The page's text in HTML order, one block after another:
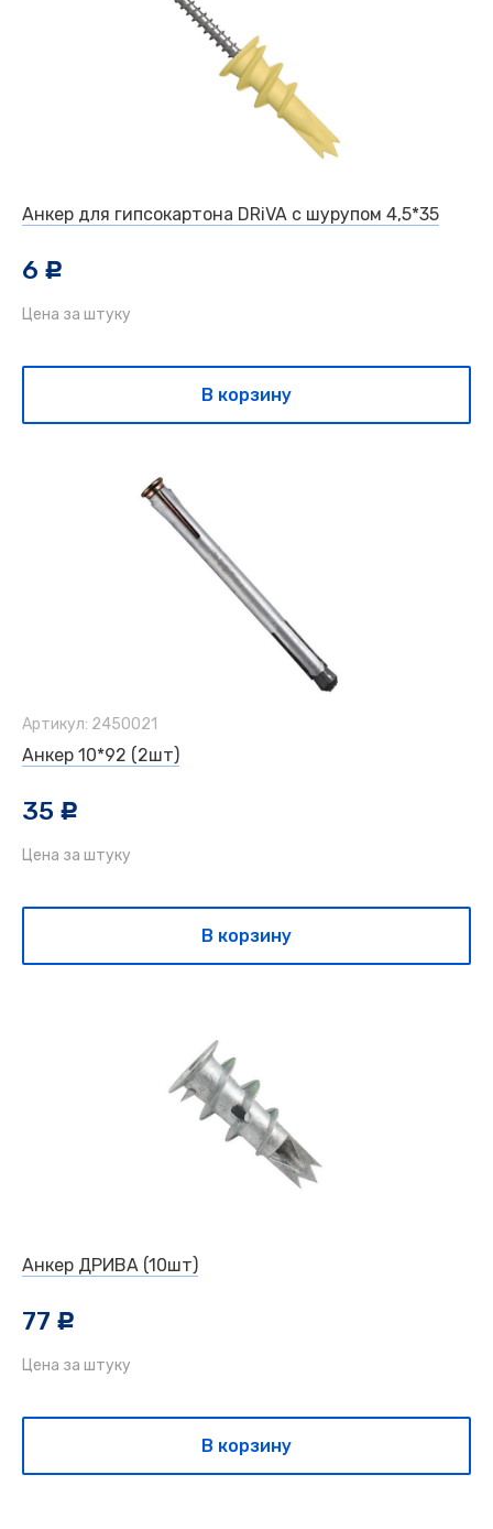
Анкер для гипсокартона DRiVA с шурупом 4,5*35
6 c
Цена за штуку
В корзину
Артикул: 2450021
Анкер 10*92 (2шт)
35 c
Цена за штуку
В корзину
Анкер ДРИВА (10шт)
77 c
Цена за штуку
В корзину